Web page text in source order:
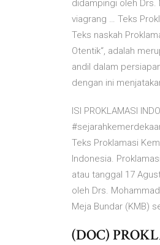
didampingi oleh Drs.
viagrang … Teks
Teks naskah
Otentik“, adalah
andil dalam
dengan ini
ISI PROKLAMASI
Teks Proklamasi
Indonesia.
atau tanggal 17
oleh Drs.
Meja Bundar (KMB)
(DOC)